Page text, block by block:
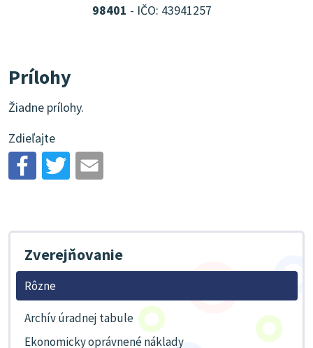
98401 - IČO: 43941257
Prílohy
Žiadne prílohy.
Zdieľajte
Zverejňovanie
Rôzne
Archív úradnej tabule
Ekonomicky oprávnené náklady